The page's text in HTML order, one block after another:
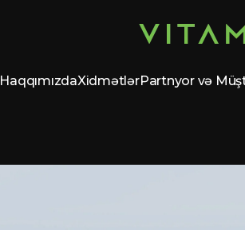
HaqqımızdaXidmətlərPartnyor və